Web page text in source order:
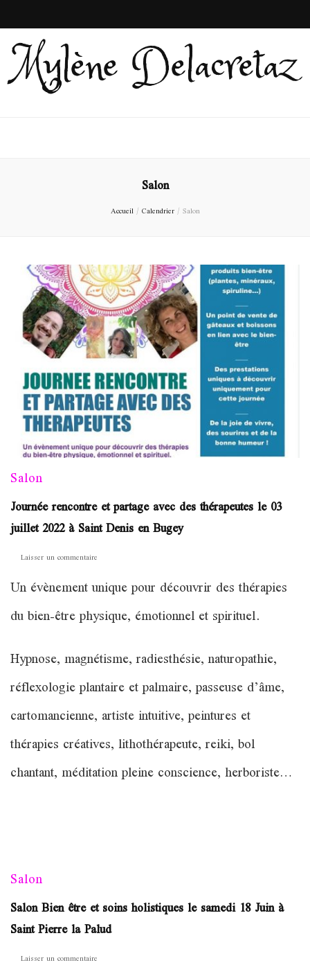
Mylène Delacretaz
Salon
Accueil/ Calendrier/ Salon
Salon
Journée rencontre et partage avec des thérapeutes le 03
juillet 2022 à Saint Denis en Bugey
Laisser un commentaire
rencontre
partage
thérapeutes
03
2022
Saint
en
Un évènement unique pour découvrir des thérapies
du bien-être physique, émotionnel et spirituel.
Hypnose, magnétisme, radiesthésie, naturopathie,
réflexologie plantaire et palmaire, passeuse d’âme,
cartomancienne, artiste intuitive, peintures et
thérapies créatives, lithothérapeute, reiki, bol
chantant, méditation pleine conscience, herboriste…
Salon
Salon Bien être et soins holistiques le samedi 18 Juin à
Saint Pierre la Palud
Laisser un commentaire